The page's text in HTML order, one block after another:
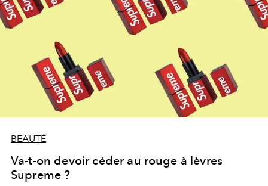
BEAUTÉ
Va-t-on devoir céder au rouge à lèvres
Supreme ?